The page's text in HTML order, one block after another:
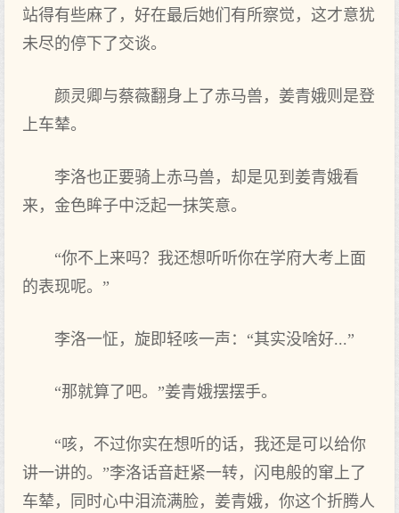
站得有些麻了，好在最后她们有所察觉，这才意犹
未尽的停下了交谈。
颜灵卿与蔡薇翻身上了赤马兽，姜青娥则是登
上车辇。
李洛也正要骑上赤马兽，却是见到姜青娥看
来，金色眸子中泛起一抹笑意。
“你不上来吗？我还想听听你在学府大考上面
的表现呢。”
李洛一怔，旋即轻咳一声：“其实没啥好...”
“那就算了吧。”姜青娥摆摆手。
“咳，不过你实在想听的话，我还是可以给你
讲一讲的。”李洛话音赶紧一转，闪电般的窜上了
车辇，同时心中泪流满脸，姜青娥，你这个折腾人